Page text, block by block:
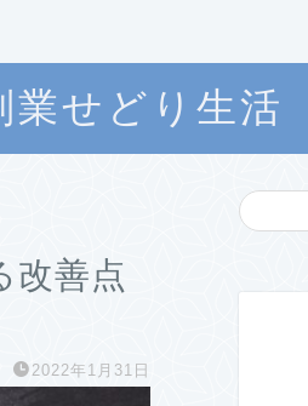
せどり生活
改善点
2022年1月31日